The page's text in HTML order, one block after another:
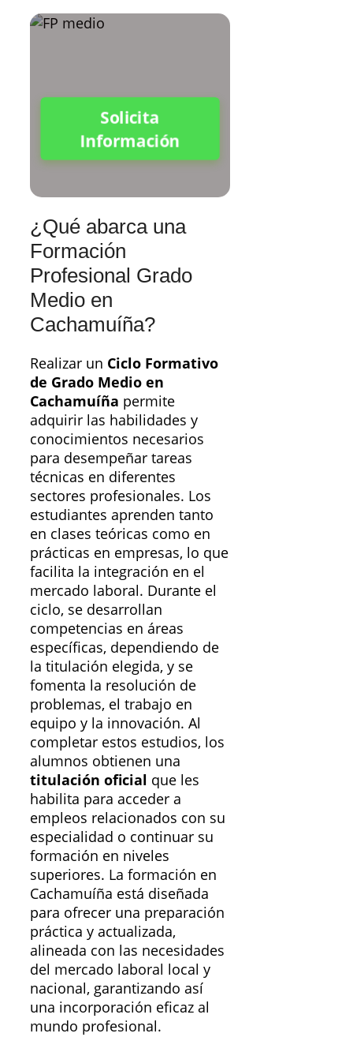
Solicita
Información
¿Qué abarca una
Formación
Profesional Grado
Medio en
Cachamuíña?
Realizar un Ciclo Formativo
de Grado Medio en
Cachamuíña permite
adquirir las habilidades y
conocimientos necesarios
para desempeñar tareas
técnicas en diferentes
sectores profesionales. Los
estudiantes aprenden tanto
en clases teóricas como en
prácticas en empresas, lo que
facilita la integración en el
mercado laboral. Durante el
ciclo, se desarrollan
competencias en áreas
específicas, dependiendo de
la titulación elegida, y se
fomenta la resolución de
problemas, el trabajo en
equipo y la innovación. Al
completar estos estudios, los
alumnos obtienen una
titulación oficial que les
habilita para acceder a
empleos relacionados con su
especialidad o continuar su
formación en niveles
superiores. La formación en
Cachamuíña está diseñada
para ofrecer una preparación
práctica y actualizada,
alineada con las necesidades
del mercado laboral local y
nacional, garantizando así
una incorporación eficaz al
mundo profesional.